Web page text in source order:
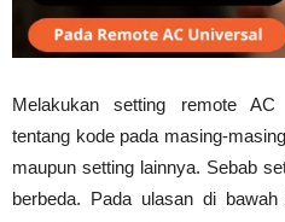
Melakukan setting remote
tentang kode pada masing-
maupun setting lainnya. Sebab
berbeda. Pada ulasan di